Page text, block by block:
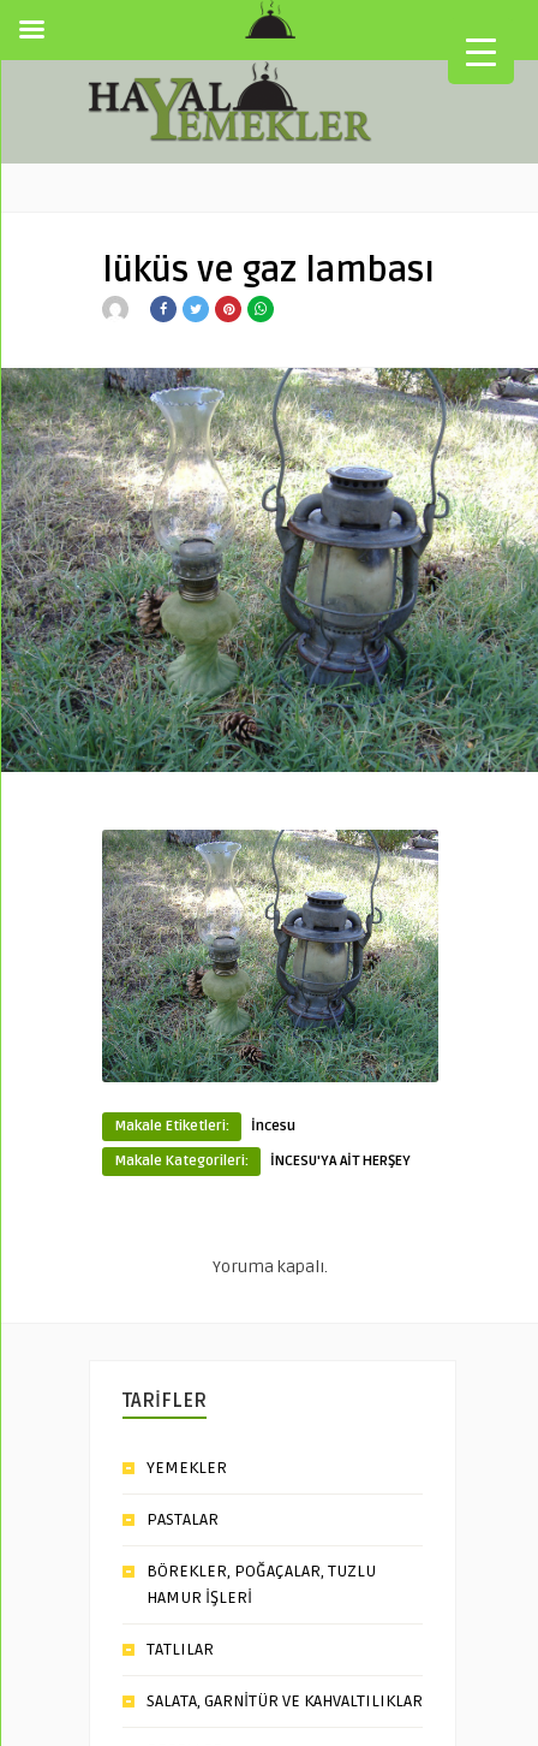
▼
lüküs ve gaz lambası
Makale Etiketleri:
İncesu
Makale Kategorileri:
İNCESU'YA AİT HERŞEY
Yoruma kapalı.
TARİFLER
YEMEKLER
PASTALAR
BÖREKLER, POĞAÇALAR, TUZLU
HAMUR İŞLERİ
TATLILAR
SALATA, GARNİTÜR VE KAHVALTILIKLAR